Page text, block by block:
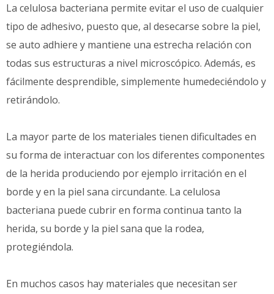
La celulosa bacteriana permite evitar el uso de cualquier
tipo de adhesivo, puesto que, al desecarse sobre la piel,
se auto adhiere y mantiene una estrecha relación con
todas sus estructuras a nivel microscópico. Además, es
fácilmente desprendible, simplemente humedeciéndolo y
retirándolo.
La mayor parte de los materiales tienen dificultades en
su forma de interactuar con los diferentes componentes
de la herida produciendo por ejemplo irritación en el
borde y en la piel sana circundante. La celulosa
bacteriana puede cubrir en forma continua tanto la
herida, su borde y la piel sana que la rodea,
protegiéndola.
En muchos casos hay materiales que necesitan ser